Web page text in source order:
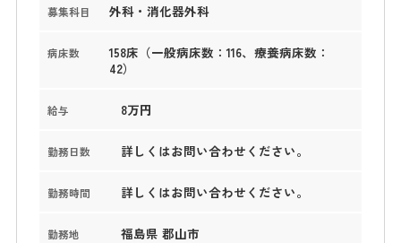
募集科目 外科・消化器外科
病床数
158床（一般病床数：116、療養病床数：
42）
給与 8万円
勤務日数 詳しくはお問い合わせください。
勤務時間 詳しくはお問い合わせください。
勤務地 福島県 郡山市